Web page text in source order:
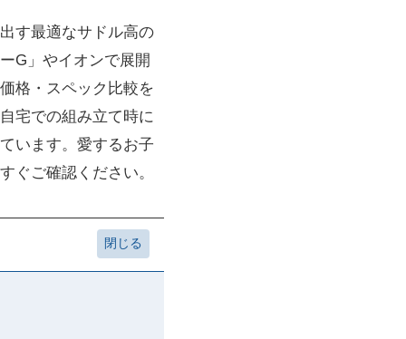
す最適なサドル高の
G」やイオンで展開
格・スペック比較を
宅での組み立て時に
います。愛するお子
ぐご確認ください。